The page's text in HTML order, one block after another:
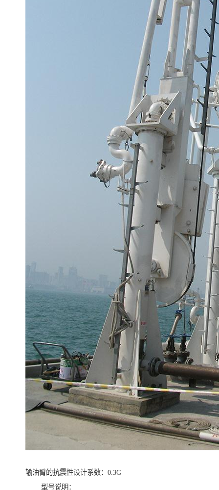
输油臂的抗震性设计系数：0.3G
型号说明：